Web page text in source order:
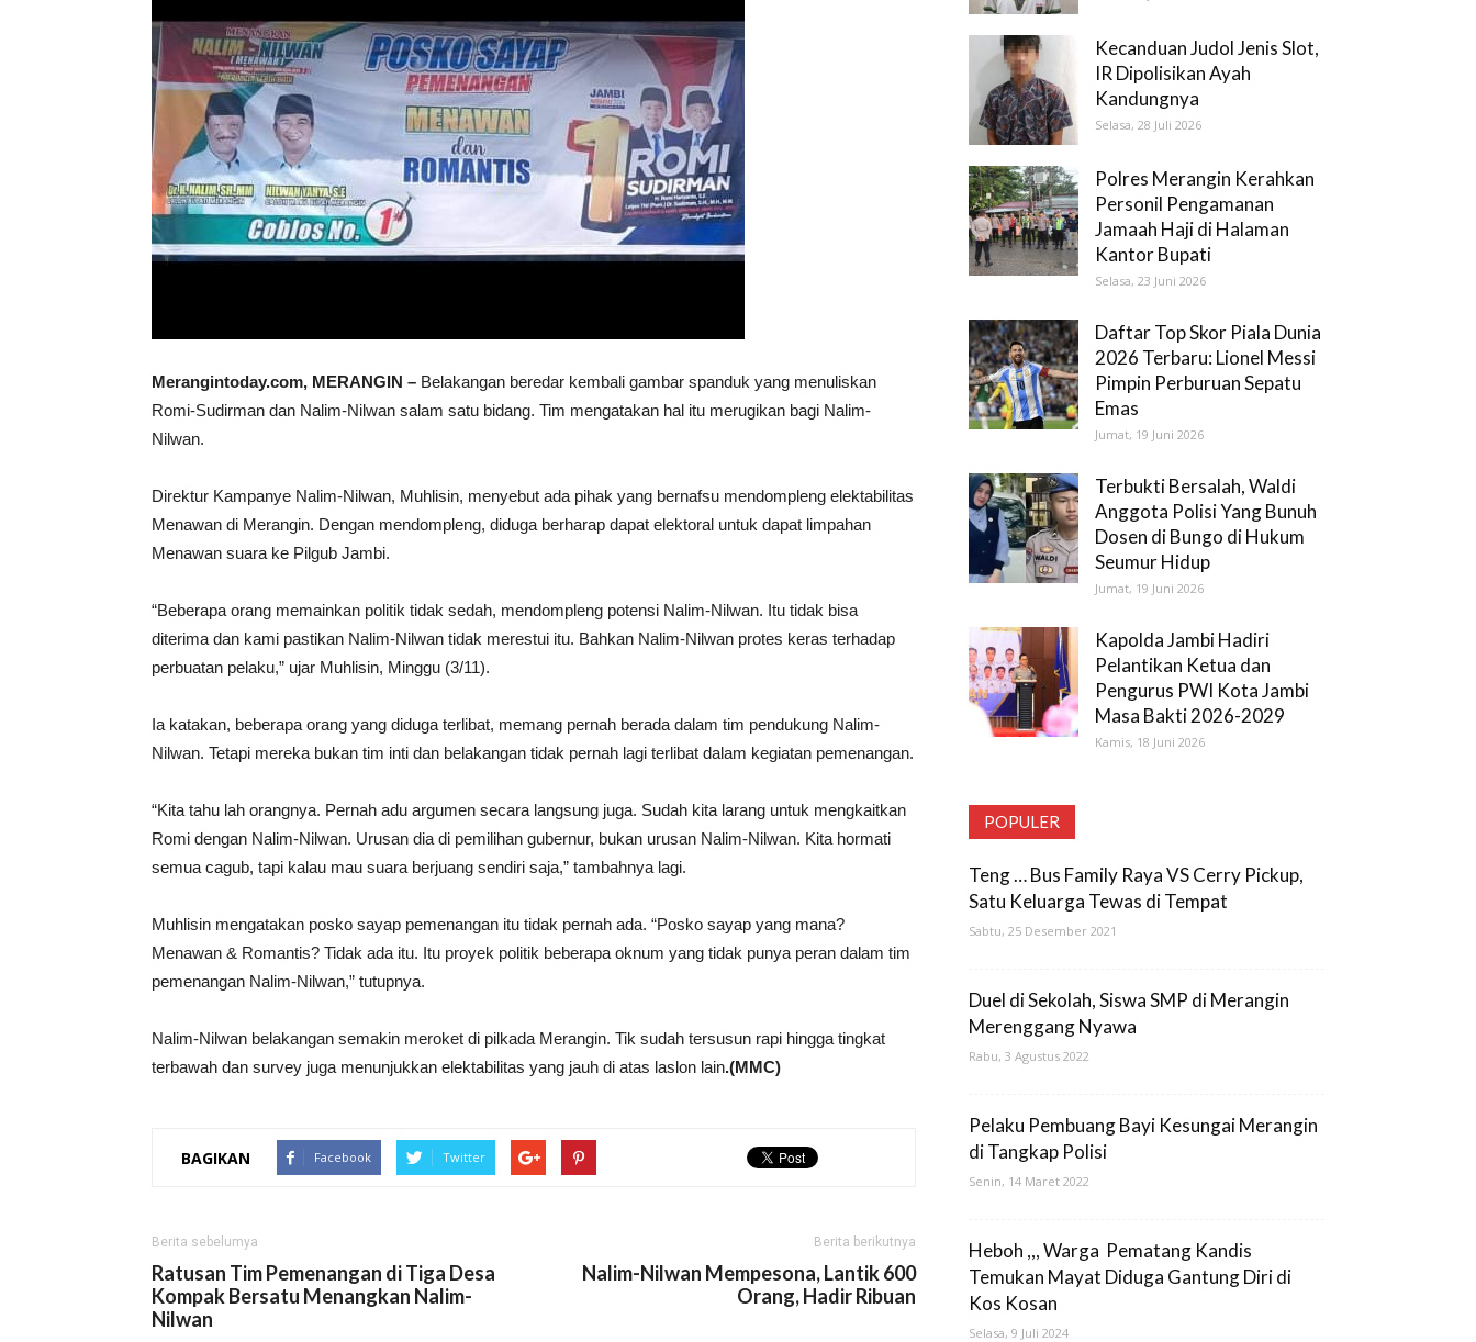
Merangintoday.com, MERANGIN – Belakangan beredar kembali gambar spanduk yang menuliskan
Romi-Sudirman dan Nalim-Nilwan salam satu bidang. Tim mengatakan hal itu merugikan bagi Nalim-
Nilwan.
Direktur Kampanye Nalim-Nilwan, Muhlisin, menyebut ada pihak yang bernafsu mendompleng elektabilitas
Menawan di Merangin. Dengan mendompleng, diduga berharap dapat elektoral untuk dapat limpahan
Menawan suara ke Pilgub Jambi.
“Beberapa orang memainkan politik tidak sedah, mendompleng potensi Nalim-Nilwan. Itu tidak bisa
diterima dan kami pastikan Nalim-Nilwan tidak merestui itu. Bahkan Nalim-Nilwan protes keras terhadap
perbuatan pelaku,” ujar Muhlisin, Minggu (3/11).
Ia katakan, beberapa orang yang diduga terlibat, memang pernah berada dalam tim pendukung Nalim-
Nilwan. Tetapi mereka bukan tim inti dan belakangan tidak pernah lagi terlibat dalam kegiatan pemenangan.
“Kita tahu lah orangnya. Pernah adu argumen secara langsung juga. Sudah kita larang untuk mengkaitkan
Romi dengan Nalim-Nilwan. Urusan dia di pemilihan gubernur, bukan urusan Nalim-Nilwan. Kita hormati
semua cagub, tapi kalau mau suara berjuang sendiri saja,” tambahnya lagi.
Muhlisin mengatakan posko sayap pemenangan itu tidak pernah ada. “Posko sayap yang mana?
Menawan & Romantis? Tidak ada itu. Itu proyek politik beberapa oknum yang tidak punya peran dalam tim
pemenangan Nalim-Nilwan,” tutupnya.
Nalim-Nilwan belakangan semakin meroket di pilkada Merangin. Tik sudah tersusun rapi hingga tingkat
terbawah dan survey juga menunjukkan elektabilitas yang jauh di atas laslon lain.(MMC)
BAGIKAN Facebook Twitter
Berita sebelumya
Ratusan Tim Pemenangan di Tiga Desa
Kompak Bersatu Menangkan Nalim-
Nilwan
Berita berikutnya
Nalim-Nilwan Mempesona, Lantik 600
Orang, Hadir Ribuan
Kecanduan Judol Jenis Slot,
IR Dipolisikan Ayah
Kandungnya
Selasa, 28 Juli 2026
Polres Merangin Kerahkan
Personil Pengamanan
Jamaah Haji di Halaman
Kantor Bupati
Selasa, 23 Juni 2026
Daftar Top Skor Piala Dunia
2026 Terbaru: Lionel Messi
Pimpin Perburuan Sepatu
Emas
Jumat, 19 Juni 2026
Terbukti Bersalah, Waldi
Anggota Polisi Yang Bunuh
Dosen di Bungo di Hukum
Seumur Hidup
Jumat, 19 Juni 2026
Kapolda Jambi Hadiri
Pelantikan Ketua dan
Pengurus PWI Kota Jambi
Masa Bakti 2026-2029
Kamis, 18 Juni 2026
POPULER
Teng … Bus Family Raya VS Cerry Pickup,
Satu Keluarga Tewas di Tempat
Sabtu, 25 Desember 2021
Duel di Sekolah, Siswa SMP di Merangin
Merenggang Nyawa
Rabu, 3 Agustus 2022
Pelaku Pembuang Bayi Kesungai Merangin
di Tangkap Polisi
Senin, 14 Maret 2022
Heboh ,,, Warga Pematang Kandis
Temukan Mayat Diduga Gantung Diri di
Kos Kosan
Selasa, 9 Juli 2024